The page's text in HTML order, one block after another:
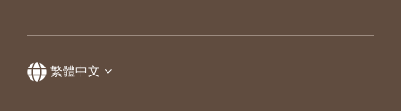
繁體中文